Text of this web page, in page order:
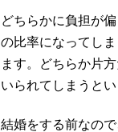
どちらかに負担が
の比率になってし
ます。どちらか片
いられてしまうと
結婚をする前なの